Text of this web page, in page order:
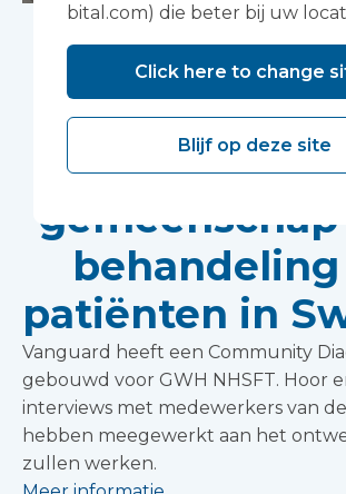
Een
centrum
behandeling
patiënten in
Vanguard heeft een Community
gebouwd voor GWH NHSFT. Hoor
interviews met medewerkers van
hebben meegewerkt aan het
zullen werken.
bital.com) die beter bij uw
Click here to change
Blijf op deze site